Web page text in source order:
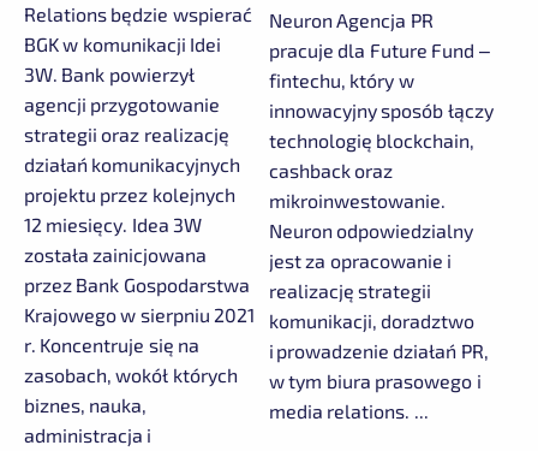
Relations będzie wspierać
BGK w komunikacji Idei
3W. Bank powierzył
agencji przygotowanie
strategii oraz realizację
działań komunikacyjnych
projektu przez kolejnych
12 miesięcy. Idea 3W
została zainicjowana
przez Bank Gospodarstwa
Krajowego w sierpniu 2021
r. Koncentruje się na
zasobach, wokół których
biznes, nauka,
administracja i
Neuron Agencja PR
pracuje dla Future Fund –
fintechu, który w
innowacyjny sposób łączy
technologię blockchain,
cashback oraz
mikroinwestowanie.
Neuron odpowiedzialny
jest za opracowanie i
realizację strategii
komunikacji, doradztwo
i prowadzenie działań PR,
w tym biura prasowego i
media relations. ...